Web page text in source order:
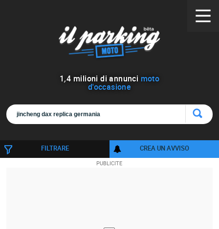
1,4 milioni di annunci moto
d'occasione
FILTRARE CREA UN AVVISO